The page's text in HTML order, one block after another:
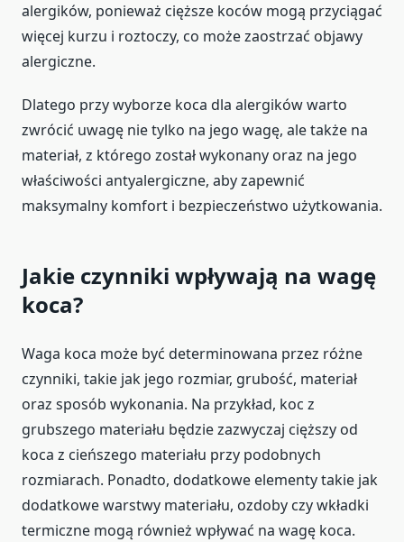
alergików, ponieważ cięższe koców mogą przyciągać
więcej kurzu i roztoczy, co może zaostrzać objawy
alergiczne.
Dlatego przy wyborze koca dla alergików warto
zwrócić uwagę nie tylko na jego wagę, ale także na
materiał, z którego został wykonany oraz na jego
właściwości antyalergiczne, aby zapewnić
maksymalny komfort i bezpieczeństwo użytkowania.
Jakie czynniki wpływają na wagę
koca?
Waga koca może być determinowana przez różne
czynniki, takie jak jego rozmiar, grubość, materiał
oraz sposób wykonania. Na przykład, koc z
grubszego materiału będzie zazwyczaj cięższy od
koca z cieńszego materiału przy podobnych
rozmiarach. Ponadto, dodatkowe elementy takie jak
dodatkowe warstwy materiału, ozdoby czy wkładki
termiczne mogą również wpływać na wagę koca.